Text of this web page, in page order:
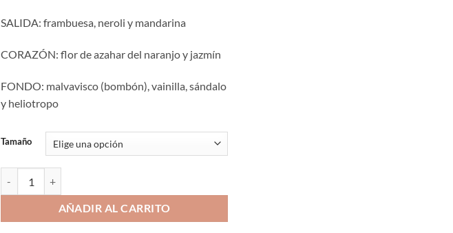
SALIDA: frambuesa, neroli y mandarina
CORAZÓN: flor de azahar del naranjo y jazmín
FONDO: malvavisco (bombón), vainilla, sándalo
y heliotropo
Tamaño
AÑADIR AL CARRITO